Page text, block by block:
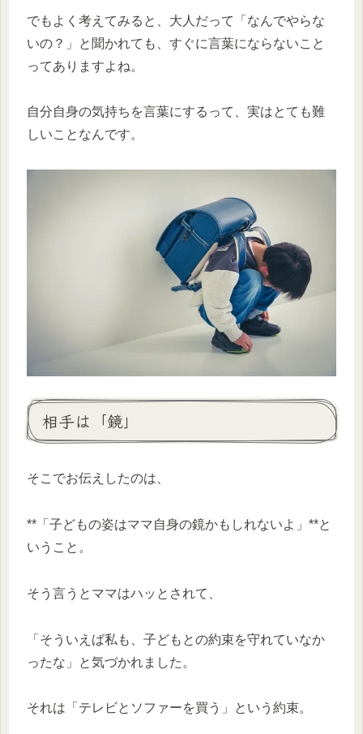
でもよく考えてみると、大人だって「なんでやらな
いの？」と聞かれても、すぐに言葉にならないこと
ってありますよね。
自分自身の気持ちを言葉にするって、実はとても難
しいことなんです。
相手は「鏡」
そこでお伝えしたのは、
**「子どもの姿はママ自身の鏡かもしれないよ」**と
いうこと。
そう言うとママはハッとされて、
「そういえば私も、子どもとの約束を守れていなか
ったな」と気づかれました。
それは「テレビとソファーを買う」という約束。